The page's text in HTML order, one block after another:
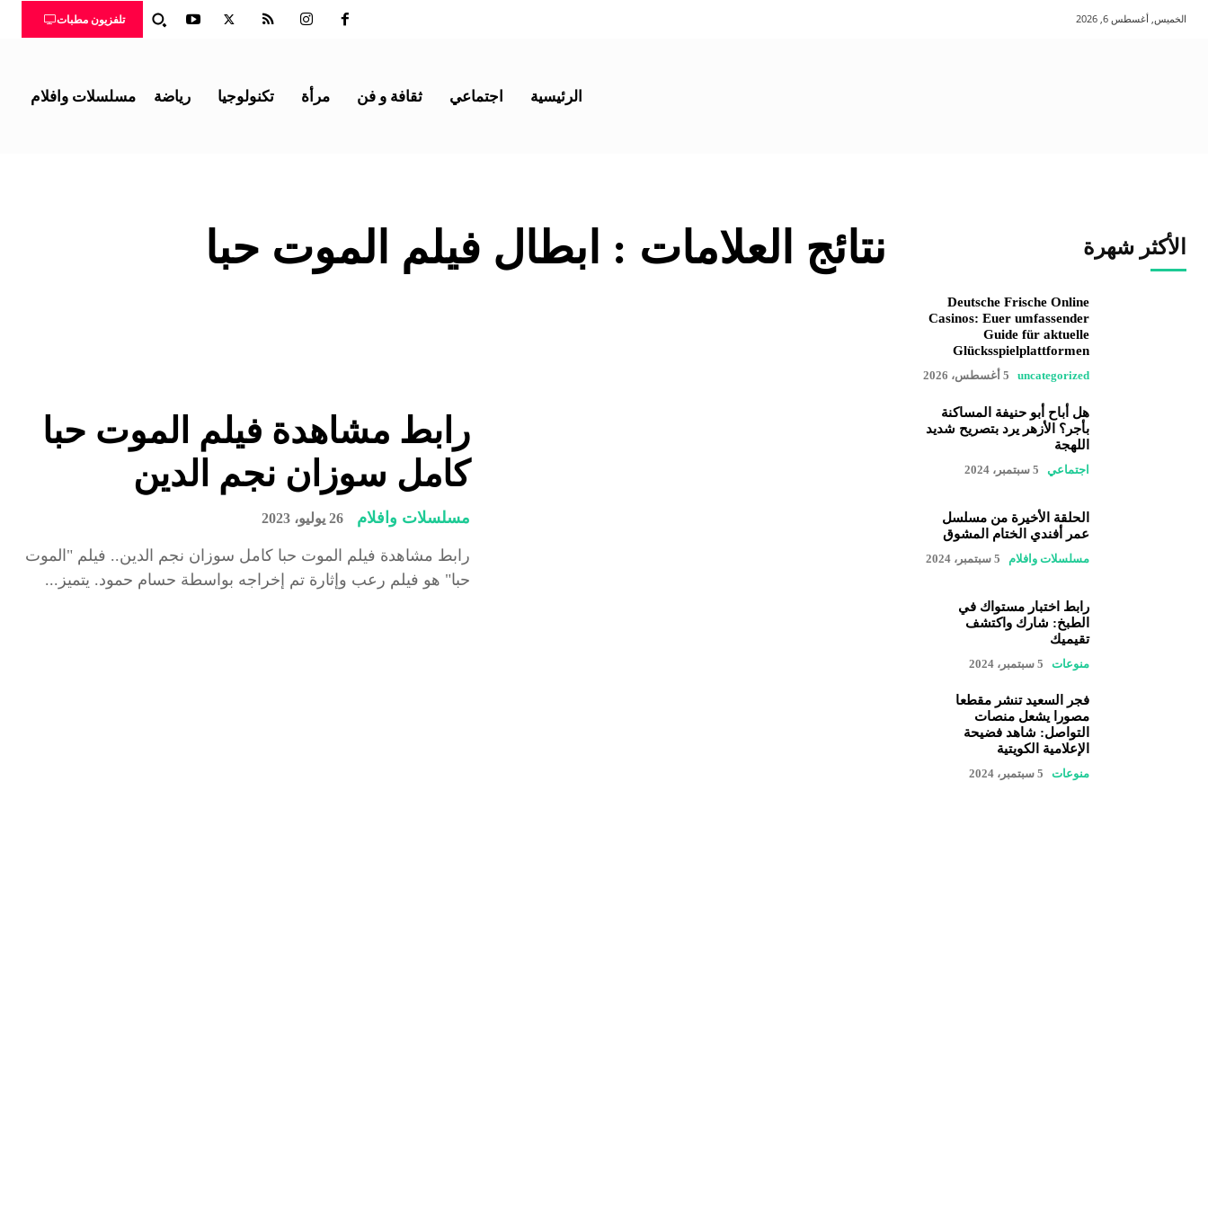
تلفزيون مطبات الخميس, أغسطس 6, 2026
الرئيسية اجتماعي ثقافة و فن مرأة تكنولوجيا رياضة مسلسلات وافلام
نتائج العلامات : ابطال فيلم الموت حبا
رابط مشاهدة فيلم الموت حبا
كامل سوزان نجم الدين
مسلسلات وافلام 26 يوليو، 2023
رابط مشاهدة فيلم الموت حبا كامل سوزان نجم الدين.. فيلم "الموت
حبا" هو فيلم رعب وإثارة تم إخراجه بواسطة حسام حمود. يتميز...
الأكثر شهرة
Deutsche Frische Online
Casinos: Euer umfassender
Guide für aktuelle
Glücksspielplattformen
uncategorized 5 أغسطس، 2026
هل أباح أبو حنيفة المساكنة
بأجر؟ الأزهر يرد بتصريح شديد
اللهجة
اجتماعي 5 سبتمبر، 2024
الحلقة الأخيرة من مسلسل
عمر أفندي الختام المشوق
مسلسلات وافلام 5 سبتمبر، 2024
رابط اختبار مستواك في
الطبخ: شارك واكتشف
تقيميك
منوعات 5 سبتمبر، 2024
فجر السعيد تنشر مقطعا
مصورا يشعل منصات
التواصل: شاهد فضيحة
الإعلامية الكويتية
منوعات 5 سبتمبر، 2024